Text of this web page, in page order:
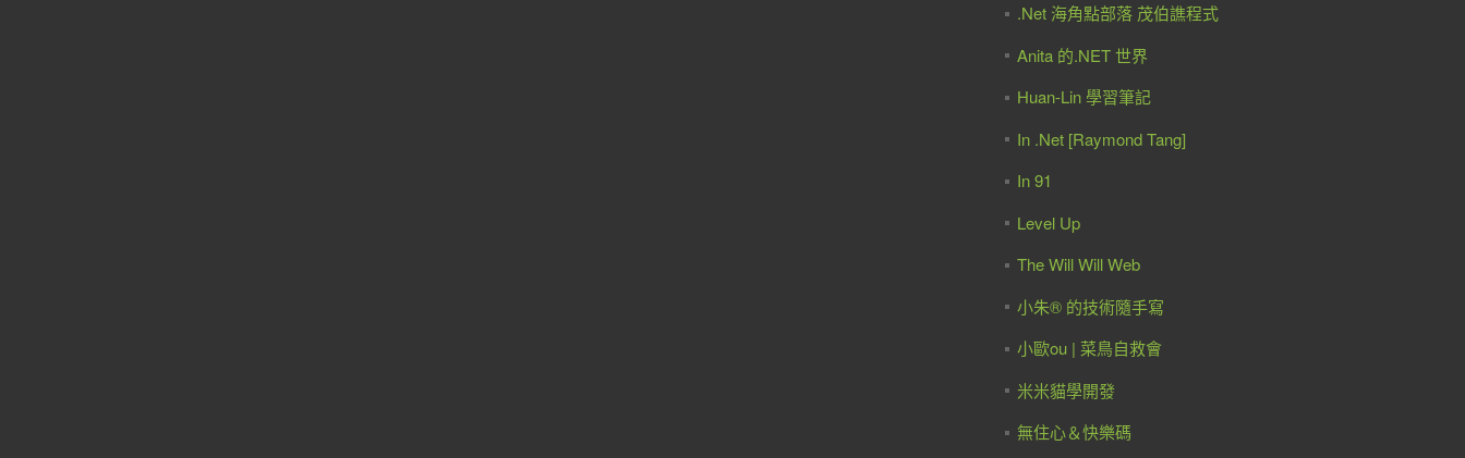
.Net 海角點部落 茂伯譙程式
Anita 的.NET 世界
Huan-Lin 學習筆記
In .Net [Raymond Tang]
In 91
Level Up
The Will Will Web
小朱® 的技術隨手寫
小歐ou | 菜鳥自救會
米米貓學開發
無住心＆快樂碼